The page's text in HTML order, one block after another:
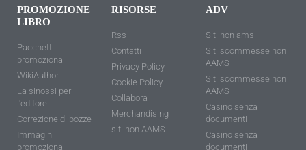
PROMOZIONE
LIBRO
Pacchetti
promozionali
WikiAuthor
La sinossi per
l'editore
Correzione di bozze
Immagini
promozionali
RISORSE
Rss
Contatti
Privacy Policy
Cookie Policy
Collabora
Merchandising
siti non AAMS
ADV
Siti non ams
Siti scommesse non
AAMS
Siti scommesse non
AAMS
Casino senza
documenti
Casino senza
documenti